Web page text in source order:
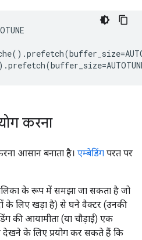
().prefetch(buffer_size=
prefetch(buffer_size=
करना
आसान बनाता है। एम्बेडिंग परत पर
के रूप में समझा जा सकता है जो
के लिए खड़ा है) से घने वैक्टर (उनकी
की आयामीता (या चौड़ाई) एक
के लिए प्रयोग कर सकते हैं कि